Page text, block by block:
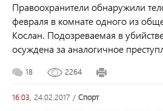
Правоохранители обнаружили
февраля в комнате одного из
Кослан. Подозреваемая в
осуждена за аналогичное
18 2264
16:03, 24.02.2017 / спорт